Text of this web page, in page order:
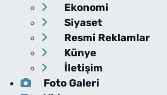
Ekonomi
Siyaset
Resmi Reklamlar
Künye
İletişim
Foto Galeri